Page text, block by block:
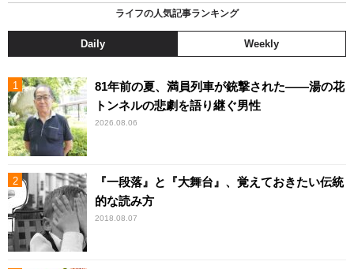
ライフの人気記事ランキング
Daily Weekly
81年前の夏、満員列車が銃撃された――湯の花
トンネルの悲劇を語り継ぐ男性
2026.08.06
『一段落』と『大舞台』、覚えておきたい伝統
的な読み方
2018.08.07